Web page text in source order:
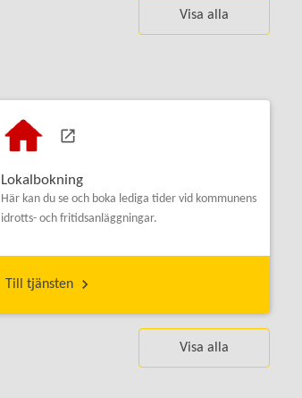
Visa alla
Lokalbokning
Här kan du se och boka lediga tider vid kommunens
idrotts- och fritidsanläggningar.
Till tjänsten
Visa alla